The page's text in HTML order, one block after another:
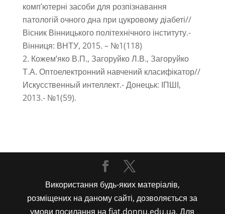
комп’ютерні засоби для розпізнавання
патологій очного дна при цукровому діабеті//
Вісник Вінницького політехнічного інституту.-
Вінниця: ВНТУ, 2015. – №1(118)
Кожем’яко В.П., Загоруйко Л.В., Загоруйко
Т.А. Оптоелектронний навчений класифікатор//
Искусственный интеллект.- Донецьк: ІПШІ,
2013.- №1(59).
Використання будь-яких матеріалів,
розміщених на даному сайті, дозволяється за
умови посилання на fiat.donnu.edu.ua. Для